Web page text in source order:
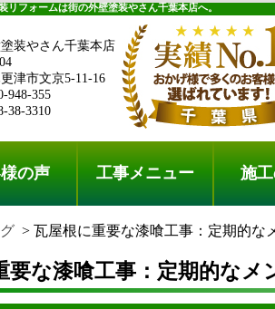
フォームは街の外壁塗装やさん千葉本店へ。
装やさん千葉本店
津市文京5-11-16
948-355
38-3310
料金プラン
の声 工事メニュー 施
瓦屋根に重要な漆喰工事：定期的な
要な漆喰工事：定期的な